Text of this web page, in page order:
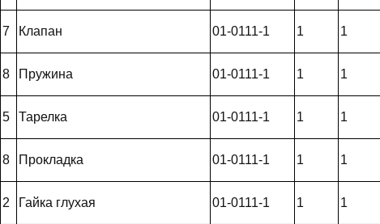
7 Клапан 01-0111-1 1 1
8 Пружина 01-0111-1 1 1
5 Тарелка 01-0111-1 1 1
8 Прокладка 01-0111-1 1 1
2 Гайка глухая 01-0111-1 1 1